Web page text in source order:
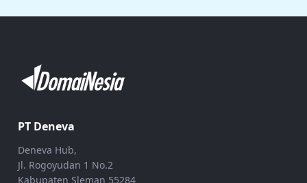
PT Deneva
Deneva Hub,
Jl. Rogoyudan 1 No.2
Kabupaten Sleman 55284